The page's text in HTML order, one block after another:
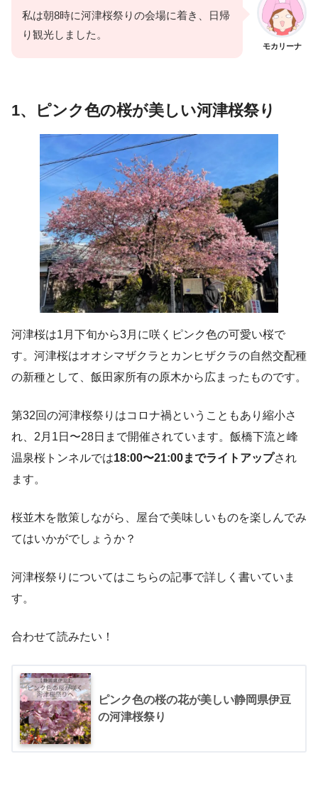
モカリーナ
私は朝8時に河津桜祭りの会場に着き、日帰
り観光しました。
1、ピンク色の桜が美しい河津桜祭り
河津桜は1月下旬から3月に咲くピンク色の可愛い桜で
す。河津桜はオオシマザクラとカンヒザクラの自然交配種
の新種として、飯田家所有の原木から広まったものです。
第32回の河津桜祭りはコロナ禍ということもあり縮小さ
れ、2月1日〜28日まで開催されています。飯橋下流と峰
温泉桜トンネルでは18:00〜21:00までライトアップされ
ます。
桜並木を散策しながら、屋台で美味しいものを楽しんでみ
てはいかがでしょうか？
河津桜祭りについてはこちらの記事で詳しく書いていま
す。
合わせて読みたい！
ピンク色の桜の花が美しい静岡県伊豆
の河津桜祭り